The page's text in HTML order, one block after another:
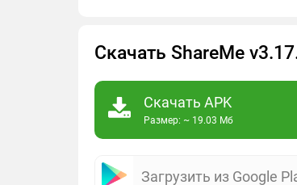
Скачать ShareMe
Скачать APK
Размер: ~ 19.03 Мб
Загрузить из Google